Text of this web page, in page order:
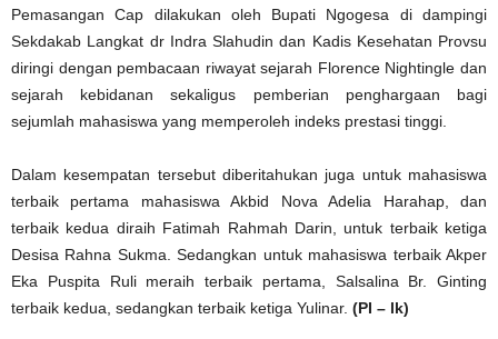
Pemasangan Cap dilakukan oleh Bupati Ngogesa di dampingi
Sekdakab Langkat dr Indra Slahudin dan Kadis Kesehatan Provsu
diringi dengan pembacaan riwayat sejarah Florence Nightingle dan
sejarah kebidanan sekaligus pemberian penghargaan bagi
sejumlah mahasiswa yang memperoleh indeks prestasi tinggi.
Dalam kesempatan tersebut diberitahukan juga untuk mahasiswa
terbaik pertama mahasiswa Akbid Nova Adelia Harahap, dan
terbaik kedua diraih Fatimah Rahmah Darin, untuk terbaik ketiga
Desisa Rahna Sukma. Sedangkan untuk mahasiswa terbaik Akper
Eka Puspita Ruli meraih terbaik pertama, Salsalina Br. Ginting
terbaik kedua, sedangkan terbaik ketiga Yulinar. (PI – lk)